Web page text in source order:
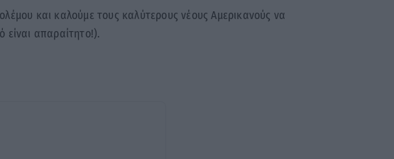
και καλούμε τους καλύτερους νέους Αμερικανούς να
είναι απαραίτητο!).